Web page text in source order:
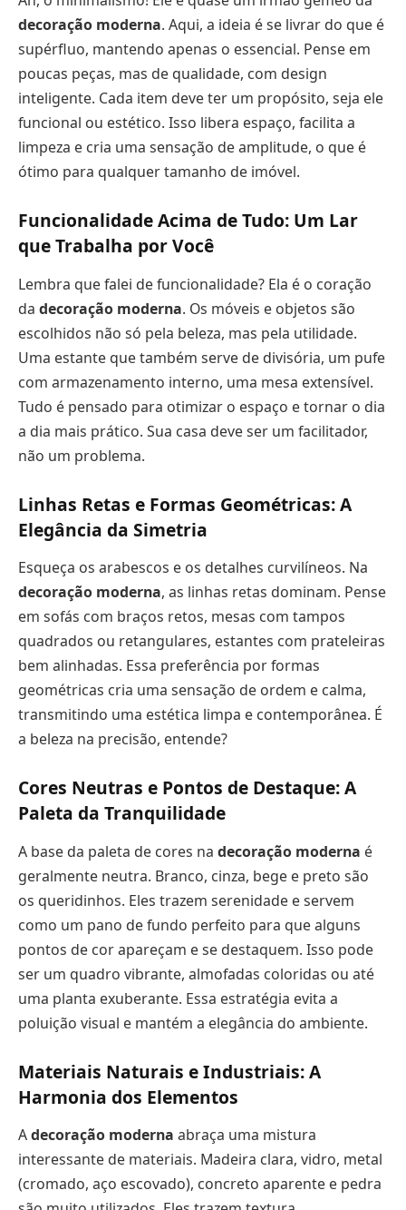
decoração moderna. Aqui, a ideia é se livrar do que é
supérfluo, mantendo apenas o essencial. Pense em
poucas peças, mas de qualidade, com design
inteligente. Cada item deve ter um propósito, seja ele
funcional ou estético. Isso libera espaço, facilita a
limpeza e cria uma sensação de amplitude, o que é
ótimo para qualquer tamanho de imóvel.
Funcionalidade Acima de Tudo: Um Lar
que Trabalha por Você
Lembra que falei de funcionalidade? Ela é o coração
da decoração moderna. Os móveis e objetos são
escolhidos não só pela beleza, mas pela utilidade.
Uma estante que também serve de divisória, um pufe
com armazenamento interno, uma mesa extensível.
Tudo é pensado para otimizar o espaço e tornar o dia
a dia mais prático. Sua casa deve ser um facilitador,
não um problema.
Linhas Retas e Formas Geométricas: A
Elegância da Simetria
Esqueça os arabescos e os detalhes curvilíneos. Na
decoração moderna, as linhas retas dominam. Pense
em sofás com braços retos, mesas com tampos
quadrados ou retangulares, estantes com prateleiras
bem alinhadas. Essa preferência por formas
geométricas cria uma sensação de ordem e calma,
transmitindo uma estética limpa e contemporânea. É
a beleza na precisão, entende?
Cores Neutras e Pontos de Destaque: A
Paleta da Tranquilidade
A base da paleta de cores na decoração moderna é
geralmente neutra. Branco, cinza, bege e preto são
os queridinhos. Eles trazem serenidade e servem
como um pano de fundo perfeito para que alguns
pontos de cor apareçam e se destaquem. Isso pode
ser um quadro vibrante, almofadas coloridas ou até
uma planta exuberante. Essa estratégia evita a
poluição visual e mantém a elegância do ambiente.
Materiais Naturais e Industriais: A
Harmonia dos Elementos
Adecoração moderna abraça uma mistura
interessante de materiais. Madeira clara, vidro, metal
(cromado, aço escovado), concreto aparente e pedra